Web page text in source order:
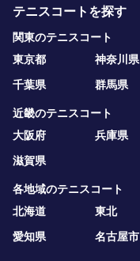
テニスコートを探す
関東のテニスコート
東京都
神奈川県
千葉県
群馬県
近畿のテニスコート
大阪府
兵庫県
滋賀県
各地域のテニスコート
北海道
東北
愛知県
名古屋市